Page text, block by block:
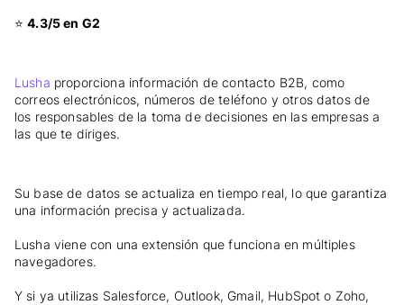
⭐4.3/5 en G2
Lusha proporciona información de contacto B2B, como
correos electrónicos, números de teléfono y otros datos de
los responsables de la toma de decisiones en las empresas a
las que te diriges.
Su base de datos se actualiza en tiempo real, lo que garantiza
una información precisa y actualizada.
Lusha viene con una extensión que funciona en múltiples
navegadores.
Y si ya utilizas Salesforce, Outlook, Gmail, HubSpot o Zoho,